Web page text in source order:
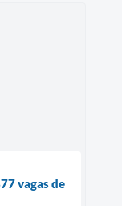
vagas de